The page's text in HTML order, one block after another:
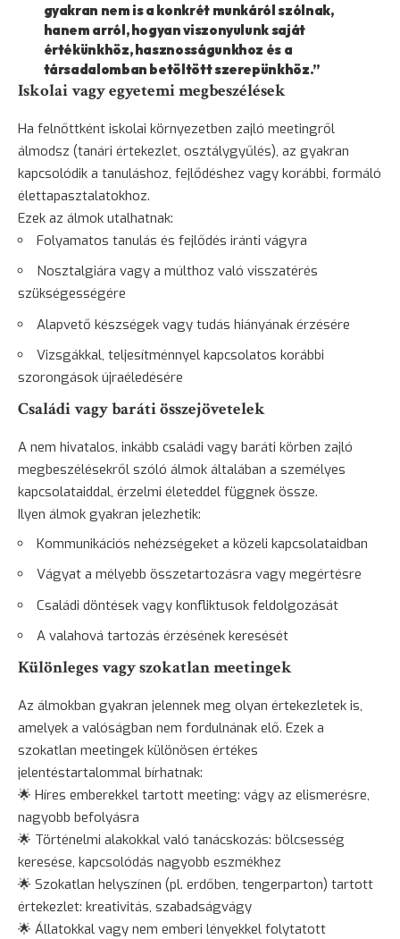
gyakran nem is a konkrét munkáról szólnak,
hanem arról, hogyan viszonyulunk saját
értékünkhöz, hasznosságunkhoz és a
társadalomban betöltött szerepünkhöz.”
Iskolai vagy egyetemi megbeszélések
Ha felnőttként iskolai környezetben zajló meetingről
álmodsz (tanári értekezlet, osztálygyűlés), az gyakran
kapcsolódik a tanuláshoz, fejlődéshez vagy korábbi, formáló
élettapasztalatokhoz.
Ezek az álmok utalhatnak:
Folyamatos tanulás és fejlődés iránti vágyra
Nosztalgiára vagy a múlthoz való visszatérés
szükségességére
Alapvető készségek vagy tudás hiányának érzésére
Vizsgákkal, teljesítménnyel kapcsolatos korábbi
szorongások újraéledésére
Családi vagy baráti összejövetelek
A nem hivatalos, inkább családi vagy baráti körben zajló
megbeszélésekről szóló álmok általában a személyes
kapcsolataiddal, érzelmi életeddel függnek össze.
Ilyen álmok gyakran jelezhetik:
Kommunikációs nehézségeket a közeli kapcsolataidban
Vágyat a mélyebb összetartozásra vagy megértésre
Családi döntések vagy konfliktusok feldolgozását
A valahová tartozás érzésének keresését
Különleges vagy szokatlan meetingek
Az álmokban gyakran jelennek meg olyan értekezletek is,
amelyek a valóságban nem fordulnának elő. Ezek a
szokatlan meetingek különösen értékes
jelentéstartalommal bírhatnak:
🌟 Híres emberekkel tartott meeting: vágy az elismerésre,
nagyobb befolyásra
🌟 Történelmi alakokkal való tanácskozás: bölcsesség
keresése, kapcsolódás nagyobb eszmékhez
🌟 Szokatlan helyszínen (pl. erdőben, tengerparton) tartott
értekezlet: kreativitás, szabadságvágy
🌟 Állatokkal vagy nem emberi lényekkel folytatott